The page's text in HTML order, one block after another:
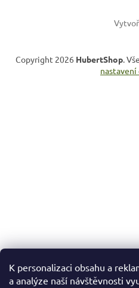
K personalizaci obsahu a
a analýze naší návštěvnosti
Copyright 2026 HubertShop.
nastavení